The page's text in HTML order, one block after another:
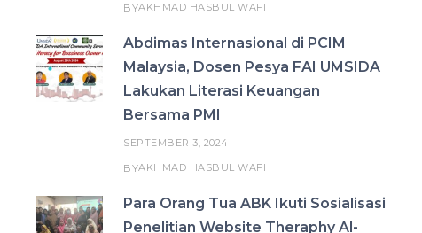
BYAKHMAD HASBUL WAFI
Abdimas Internasional di PCIM
Malaysia, Dosen Pesya FAI UMSIDA
Lakukan Literasi Keuangan
Bersama PMI
SEPTEMBER 3, 2024
BYAKHMAD HASBUL WAFI
Para Orang Tua ABK Ikuti Sosialisasi
Penelitian Website Theraphy Al-